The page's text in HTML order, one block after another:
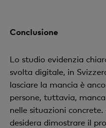
Conclusione
Lo studio evidenzia
svolta digitale, in
lasciare la mancia è
persone, tuttavia,
nelle situazioni
desidera dimostrare il